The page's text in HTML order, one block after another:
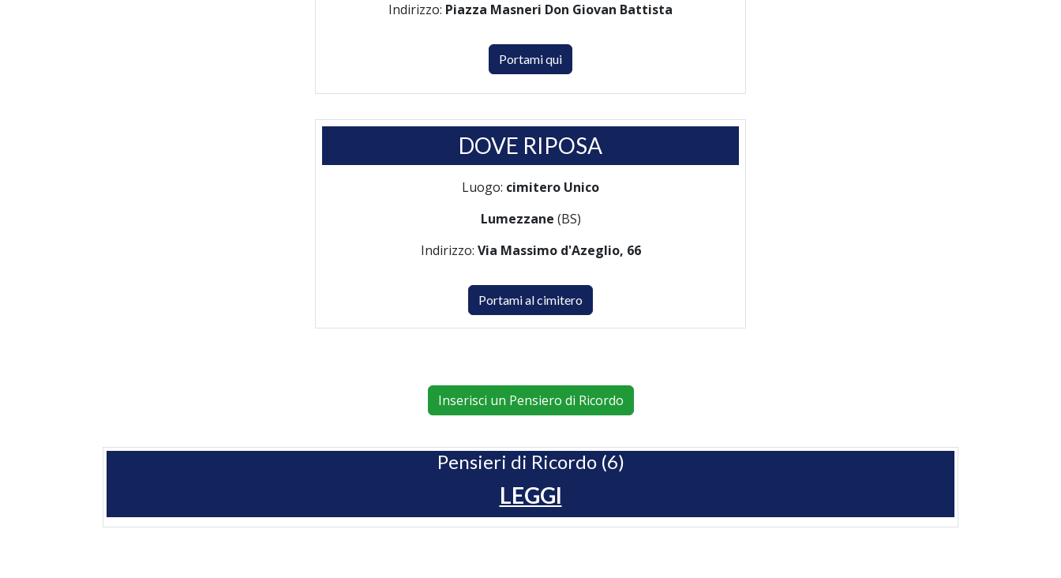
Indirizzo: Piazza Masneri Don Giovan Battista
Portami qui
DOVE RIPOSA
Luogo: cimitero Unico
Lumezzane (BS)
Indirizzo: Via Massimo d'Azeglio, 66
Portami al cimitero
Inserisci un Pensiero di Ricordo
Pensieri di Ricordo (6)
LEGGI